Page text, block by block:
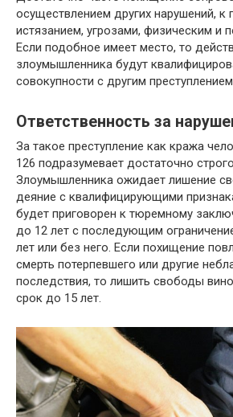
осуществлением других нарушений, к
истязанием, угрозами, физическим и
Если подобное имеет место, то
злоумышленника будут
совокупности с другим
Ответственность за
За такое преступление как кража
126 подразумевает достаточно
Злоумышленника ожидает лишение
деяние с квалифицирующими
будет приговорен к тюремному
до 12 лет с последующим
лет или без него. Если похищение
смерть потерпевшего или другие
последствия, то лишить свободы
срок до 15 лет.